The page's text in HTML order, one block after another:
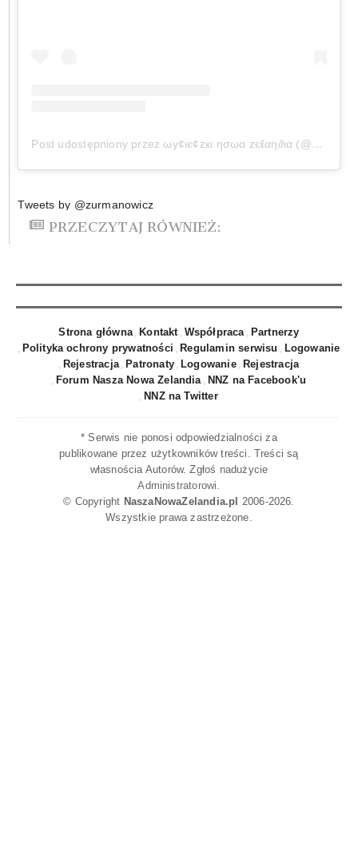
Post udostępniony przez ωу¢ιє¢zкι ησωα zєℓαη∂ια (@wycieczkinowazelandia)
Tweets by @zurmanowicz
PRZECZYTAJ RÓWNIEŻ:
Strona główna Kontakt Współpraca
Partnerzy
Polityka ochrony prywatności
Regulamin serwisu
Logowanie
Rejestracja
Patronaty Logowanie
Rejestracja
Forum Nasza Nowa Zelandia
NNZ na Facebook'u
NNZ na Twitter
* Serwis nie ponosi odpowiedzialności za
publikowane przez użytkowników treści. Treści są
własnościa Autorów. Zgłoś nadużycie
Administratorowi.
© Copyright NaszaNowaZelandia.pl 2006-2026.
Wszystkie prawa zastrzeżone.